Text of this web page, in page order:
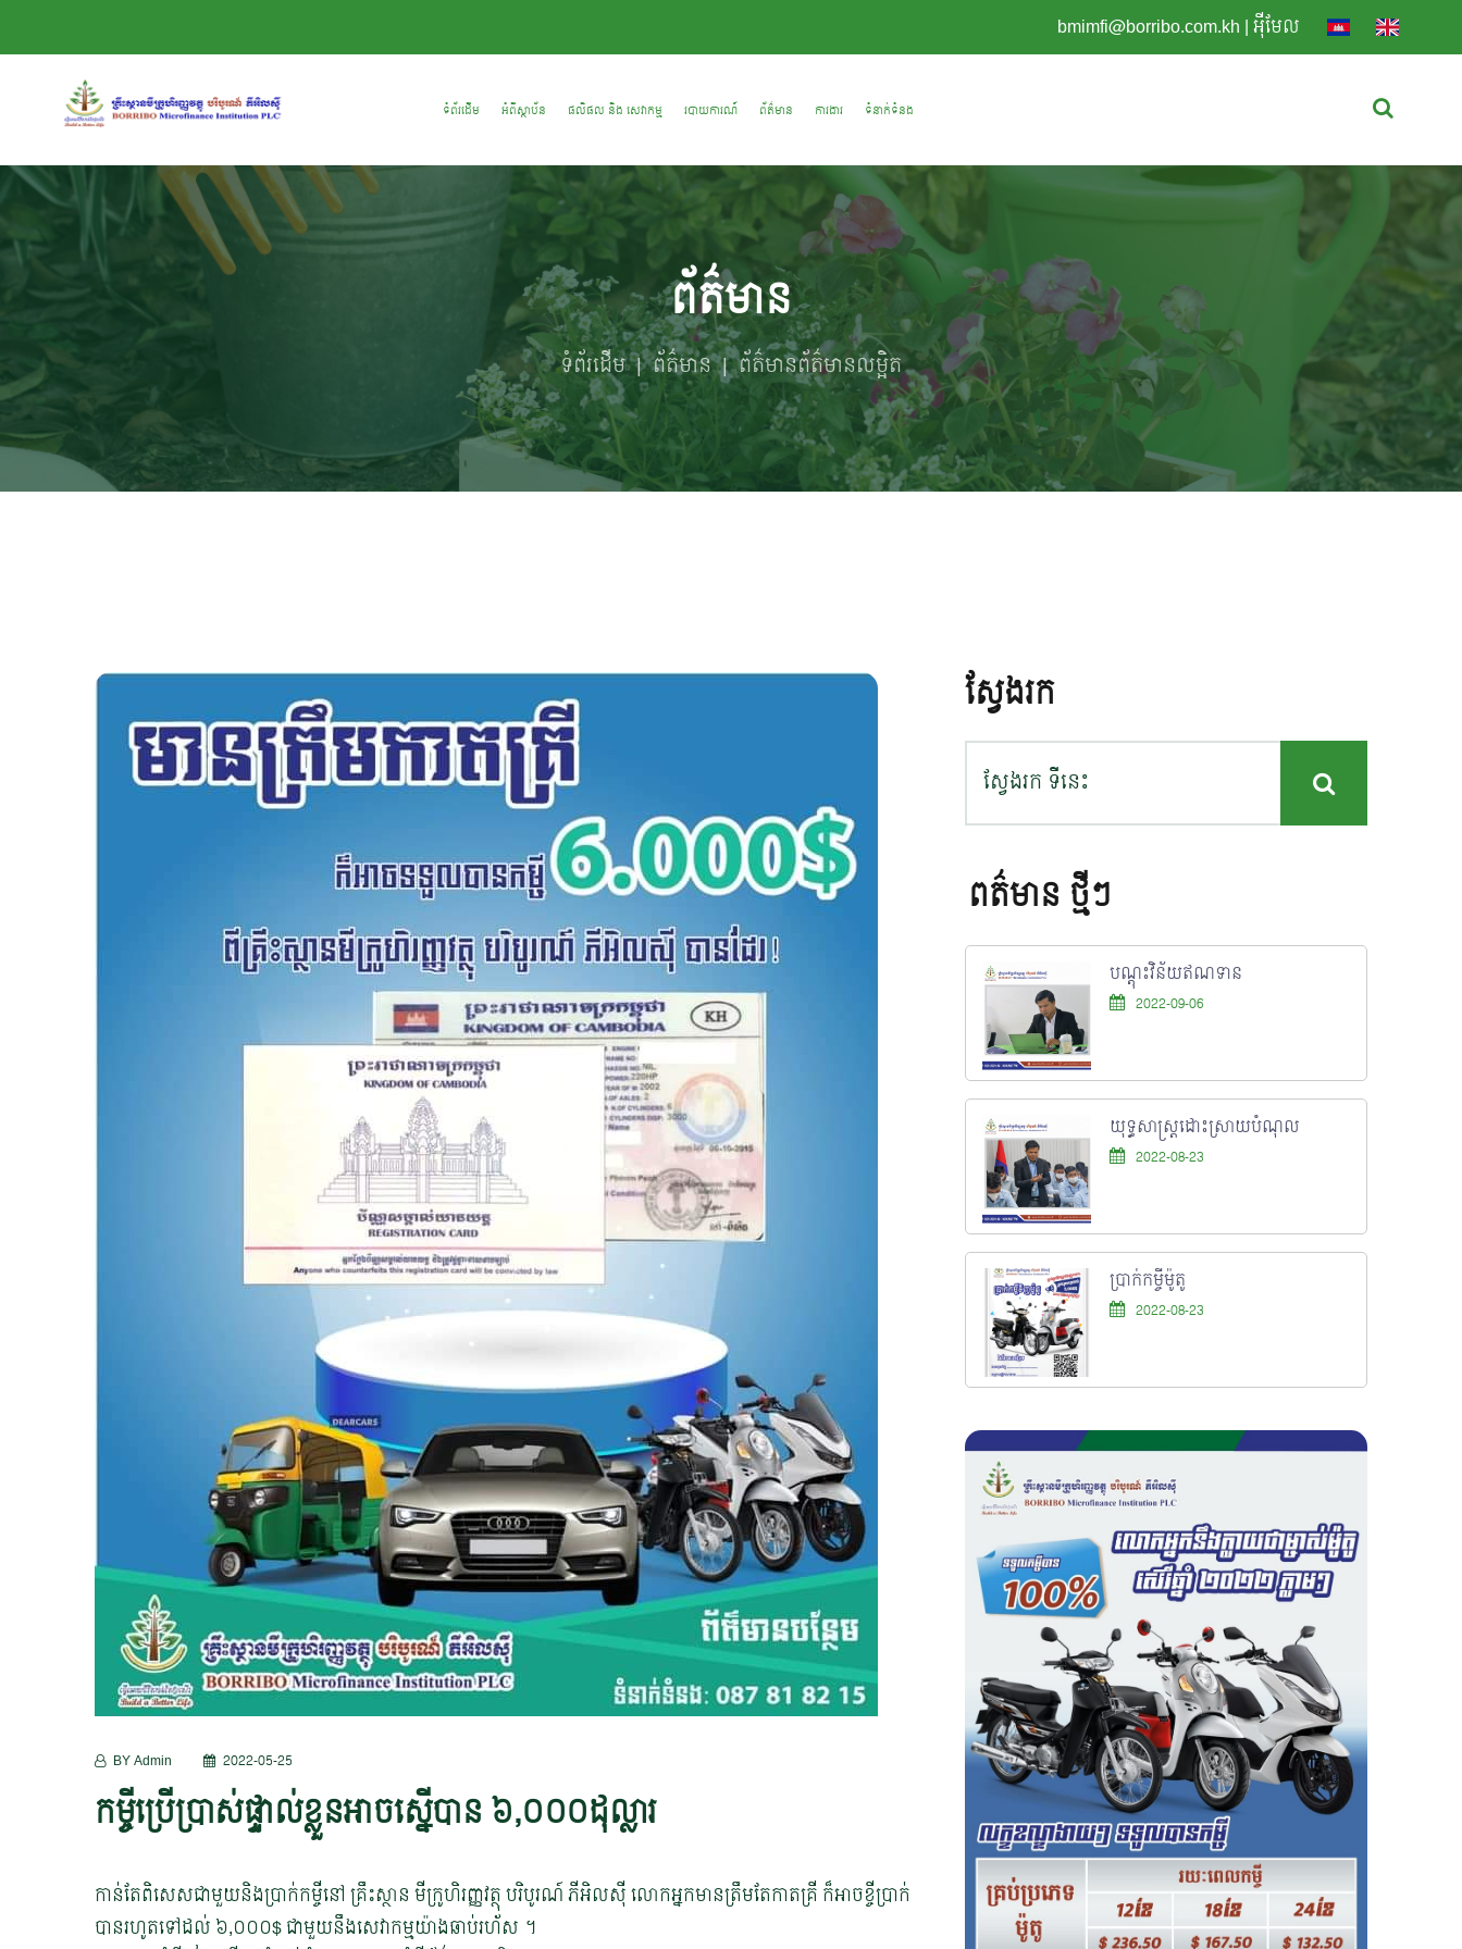
bmimfi@borribo.com.kh |អុីមែល
ទំព័រដើម អំពីស្ថាប័ន ​ផលិផល និង សេវាកម្ម របាយការណ៍ ព័ត៌មាន ការងារ ទំនាក់ទំនង
ព័ត៌មាន
ទំព័រដើម ព័ត៌មាន ព័ត៌មានព័ត៌មានលម្អិត
BY Admin 2022-05-25
កម្ចីប្រើប្រាស់ផ្ទាល់ខ្លួនឣាចស្នើបាន ៦,០០០ដុល្លារ
កាន់តែពិសេសជាមួយនិងប្រាក់កម្ចីនៅ គ្រឹះស្ថាន មីក្រូហិរញ្ញវត្ថុ បរិបូរណ៍ ភីអិលសុី លោកអ្នកមានត្រឹមតែកាតគ្រី ក៏អាចខ្ចីប្រាក់
បានរហូតទៅដល់ ៦,០០០$ ជាមួយនឹងសេវាកម្មយ៉ាងឆាប់រហ័ស ។
ស្វែងរក
ពត៌មាន ថ្មីៗ
បណ្តុះវិន័យឥណទាន
2022-09-06
យុទ្ធសាស្រ្តដោះស្រាយបំណុល
2022-08-23
ប្រាក់កម្ចីម៉ូតូ
2022-08-23